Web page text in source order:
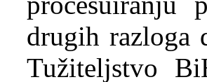
drugih razloga
Tužiteljstvo